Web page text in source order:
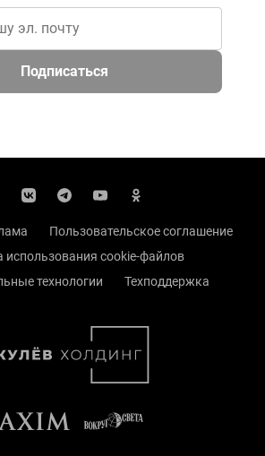
Подписаться
Пользовательское соглашение
использования cookie-файлов
технологии
Техподдержка